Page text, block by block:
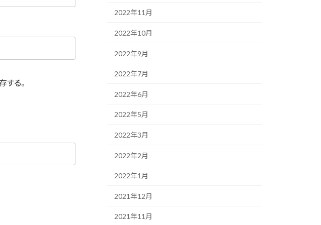
する。
2022年11月
2022年10月
2022年9月
2022年7月
2022年6月
2022年5月
2022年3月
2022年2月
2022年1月
2021年12月
2021年11月